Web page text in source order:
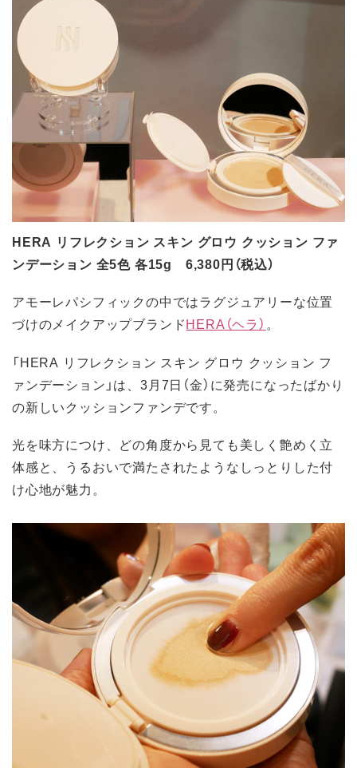
HERA リフレクション スキン グロウ クッション ファ
ンデーション 全5色 各15g 6,380円（税込）
アモーレパシフィックの中ではラグジュアリーな位置
づけのメイクアップブランドHERA（ヘラ） 。
「HERA リフレクション スキン グロウ クッション フ
ァンデーション」は、3月7日（金）に発売になったばかり
の新しいクッションファンデです。
光を味方につけ、どの角度から見ても美しく艶めく立
体感と、うるおいで満たされたようなしっとりした付
け心地が魅力。